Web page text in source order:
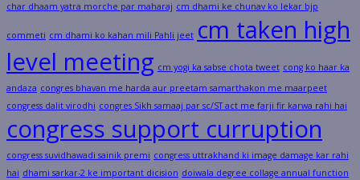
char dhaam yatra morche par maharaj cm dhami ke chunav ko lekar bjp
commeti cm dhami ko kahan mili Pahli jeet cm taken high
level meeting cm yogi ka sabse chota tweet cong ko haar ka
andaza congres bhavan me harda aur preetam samarthakon me maarpeet
congress dalit virodhi congres Sikh samaaj par sc/ST act me farji fir karwa rahi hai
congress support curruption
congress suvidhawadi sainik premi congress uttrakhand ki image damage kar rahi
hai dhami sarkar-2 ke important dicision doiwala degree collage annual function